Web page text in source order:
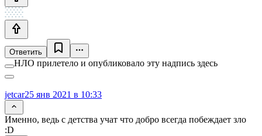
Ответить
НЛО прилетело и опубликовало эту надпись здесь
jetcar25 янв 2021 в 10:33
Именно, ведь с детства учат что добро всегда побеждает зло
:D